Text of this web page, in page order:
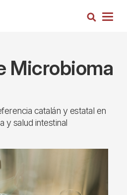
Busca
Microbioma
catalán y estatal en
y salud intestinal